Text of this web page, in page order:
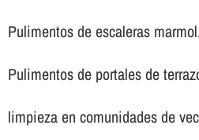
Pulimentos de escaleras
Pulimentos de portales de
limpieza en comunidades de